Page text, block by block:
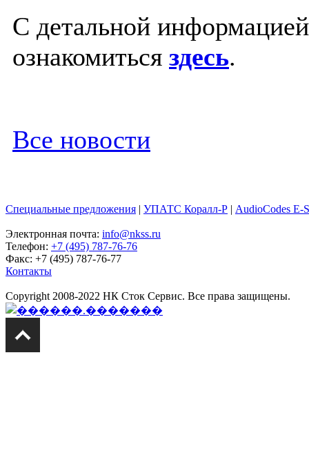
С детальной
ознакомиться здесь.
Все новости
Специальные предложения | УПАТС Коралл-Р | AudioCodes E-
Электронная почта: info@nkss.ru
Телефон: +7 (495) 787-76-76
Факс: +7 (495) 787-76-77
Контакты
Copyright 2008-2022 НК Сток Сервис. Все права защищены.